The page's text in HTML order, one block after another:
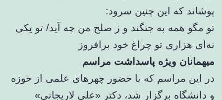
پوشاند که این چنین سرود:
تو مگو همه به جنگند و ز صلح من چه آید/ تو یکی
نه‌ای هزاری تو چراغ خود برافروز
میهمانان ویژه پاسداشت مراسم
در این مراسم که با حضور چهرهای علمی از حوزه
و دانشگاه برگزار شد، دکتر «علی لاریجانی»